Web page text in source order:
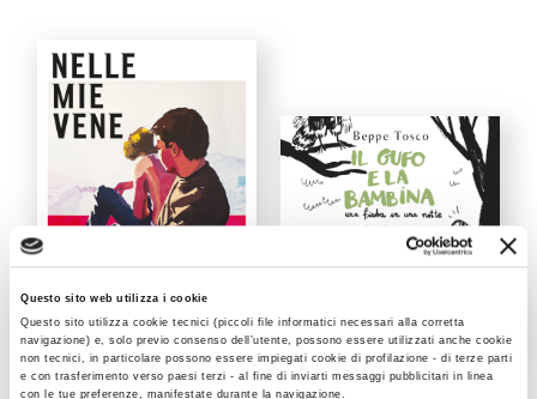
Questo sito web utilizza i cookie
Questo sito utilizza cookie tecnici (piccoli file informatici necessari alla corretta
navigazione) e, solo previo consenso dell’utente, possono essere utilizzati anche cookie
non tecnici, in particolare possono essere impiegati cookie di profilazione - di terze parti
e con trasferimento verso paesi terzi - al fine di inviarti messaggi pubblicitari in linea
con le tue preferenze, manifestate durante la navigazione.
Nelle mie vene
Il gufo e la bambina